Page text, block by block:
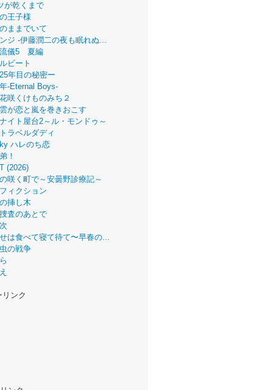
が乾くまで
王子様
ままでいて
ジ -伊藤潤二の夜も眠れぬ...
儀5 夏編
ビート
年目の秘密ー
-Eternal Boys-
咲くけものみち２
が恋と嵐を巻きおこす
イト屋台2～ル・モンドゥ～
ラベルダディ
ハレのち恋
！
(2026)
咲く町で～安曇野診療記～
ィクション
挿し木
査のあとで
は食べて寝て待て〜早春の...
の戦争
ンク